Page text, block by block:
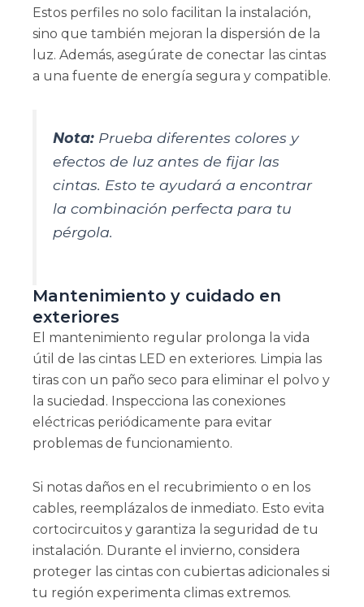
Estos perfiles no solo facilitan la instalación,
sino que también mejoran la dispersión de la
luz. Además, asegúrate de conectar las cintas
a una fuente de energía segura y compatible.
Nota:Prueba diferentes colores y
efectos de luz antes de fijar las
cintas. Esto te ayudará a encontrar
la combinación perfecta para tu
pérgola.
Mantenimiento y cuidado en
exteriores
El mantenimiento regular prolonga la vida
útil de las cintas LED en exteriores. Limpia las
tiras con un paño seco para eliminar el polvo y
la suciedad. Inspecciona las conexiones
eléctricas periódicamente para evitar
problemas de funcionamiento.
Si notas daños en el recubrimiento o en los
cables, reemplázalos de inmediato. Esto evita
cortocircuitos y garantiza la seguridad de tu
instalación. Durante el invierno, considera
proteger las cintas con cubiertas adicionales si
tu región experimenta climas extremos.